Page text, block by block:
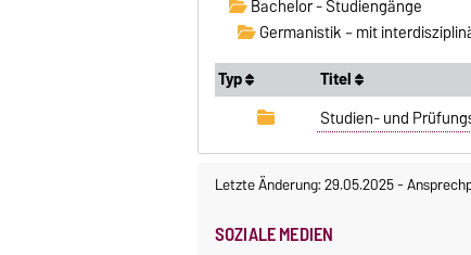
Bachelor - Studiengänge
Germanistik – mit
Typ
Titel
Studien- und
Letzte Änderung: 29.05.2025-
SOZIALE MEDIEN